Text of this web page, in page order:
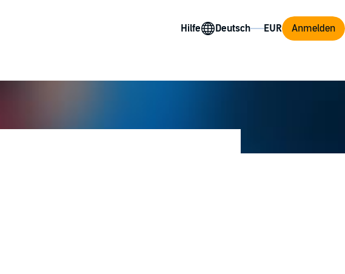
Hilfe Anmelden